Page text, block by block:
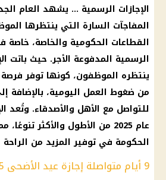
المفاجآت السارة التي ينتظرها
القطاعات الحكومية والخاصة، خاصة
الرسمية المدفوعة الأجر. حيث باتت
ينتظره الموظفون، كونها توفر فرصة
من ضغوط العمل اليومية، بالإضافة
للتواصل مع الأهل والأصدقاء. وتُعد
عام 2025 من الأطول والأكثر
الحكومة في توفير المزيد من
9 أيام متواصلة إجازة عيد الأضحى 2025